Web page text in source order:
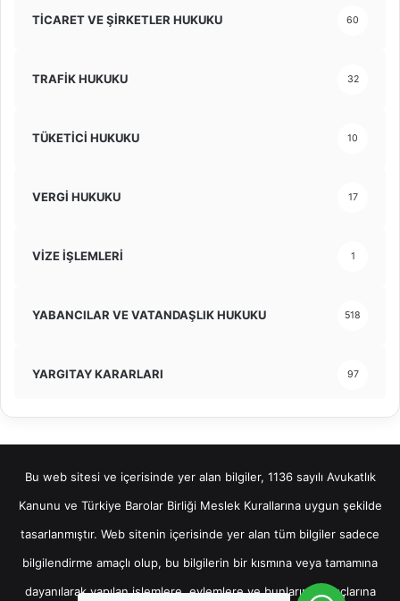
TİCARET VE ŞİRKETLER HUKUKU 60
TRAFİK HUKUKU 32
TÜKETİCİ HUKUKU 10
VERGİ HUKUKU 17
VİZE İŞLEMLERİ 1
YABANCILAR VE VATANDAŞLIK HUKUKU 518
YARGITAY KARARLARI 97
Bu web sitesi ve içerisinde yer alan bilgiler, 1136 sayılı Avukatlık
Kanunu ve Türkiye Barolar Birliği Meslek Kurallarına uygun şekilde
tasarlanmıştır. Web sitenin içerisinde yer alan tüm bilgiler sadece
bilgilendirme amaçlı olup, bu bilgilerin bir kısmına veya tamamına
dayanılarak yapılan işlemlere, eylemlere ve bunların sonuçlarına